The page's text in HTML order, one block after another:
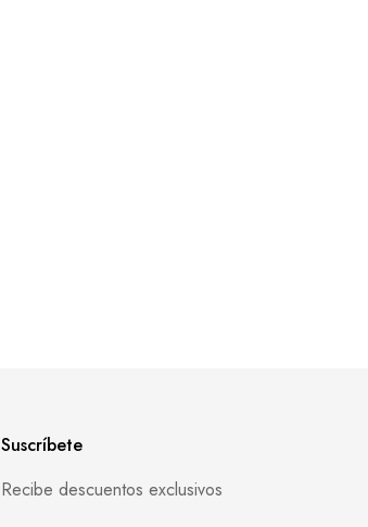
Suscríbete
Recibe descuentos exclusivos